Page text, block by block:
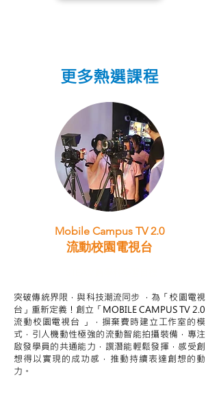
更多熱選課程
Mobile Campus TV 2.0
流動校園電視台
突破傳統界限，與科技潮流同步 ，為「校園電視
台」重新定義！創立「MOBILE CAMPUS TV 2.0
流動校園電視台 」，摒棄費時建立工作室的模
式，引人機動性極強的流動智能拍攝裝備，專注
啟發學員的共通能力，譔潛能輕鬆發揮，感受創
想得以實現的成功感，推動持續表達創想的動
力。